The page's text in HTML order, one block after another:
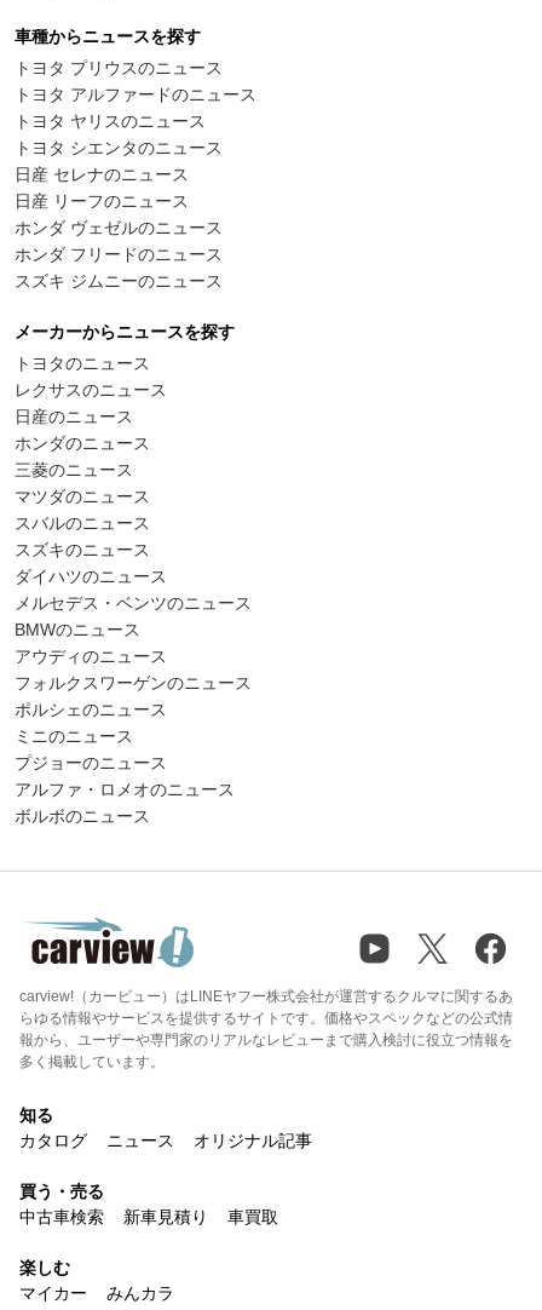
車種からニュースを探す
トヨタ プリウスのニュース
トヨタ アルファードのニュース
トヨタ ヤリスのニュース
トヨタ シエンタのニュース
日産 セレナのニュース
日産 リーフのニュース
ホンダ ヴェゼルのニュース
ホンダ フリードのニュース
スズキ ジムニーのニュース
メーカーからニュースを探す
トヨタのニュース
レクサスのニュース
日産のニュース
ホンダのニュース
三菱のニュース
マツダのニュース
スバルのニュース
スズキのニュース
ダイハツのニュース
メルセデス・ベンツのニュース
BMWのニュース
アウディのニュース
フォルクスワーゲンのニュース
ポルシェのニュース
ミニのニュース
プジョーのニュース
アルファ・ロメオのニュース
ボルボのニュース
carview!（カービュー）はLINEヤフー株式会社が運営するクルマに関するあ
らゆる情報やサービスを提供するサイトです。価格やスペックなどの公式情
報から、ユーザーや専門家のリアルなレビューまで購入検討に役立つ情報を
多く掲載しています。
知る
カタログ
ニュース オリジナル記事
買う・売る
中古車検索
新車見積り 車買取
楽しむ
マイカー
みんカラ